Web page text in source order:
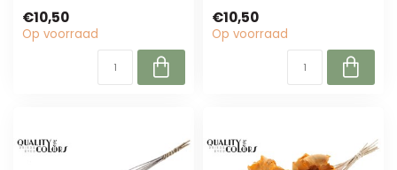
Perfect voor duurza...
€10,50
Op voorraad
€10,50
Op voorraad